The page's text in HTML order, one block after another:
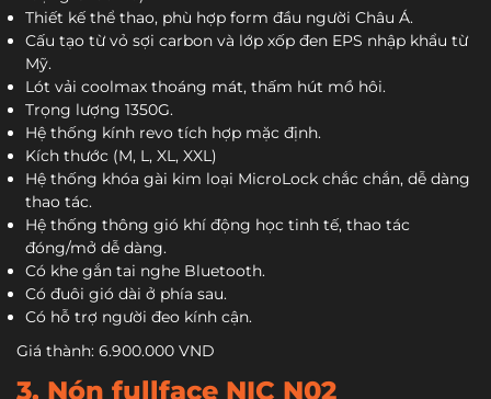
Thiết kế thể thao, phù hợp form đầu người Châu Á.
Cấu tạo từ vỏ sợi carbon và lớp xốp đen EPS nhập khẩu từ
Mỹ.
Lót vải coolmax thoáng mát, thấm hút mồ hôi.
Trọng lượng 1350G.
Hệ thống kính revo tích hợp mặc định.
Kích thước (M, L, XL, XXL)
Hệ thống khóa gài kim loại MicroLock chắc chắn, dễ dàng
thao tác.
Hệ thống thông gió khí động học tinh tế, thao tác
đóng/mở dễ dàng.
Có khe gắn tai nghe Bluetooth.
Có đuôi gió dài ở phía sau.
Có hỗ trợ người đeo kính cận.
Giá thành: 6.900.000 VND
3. Nón fullface NIC N02